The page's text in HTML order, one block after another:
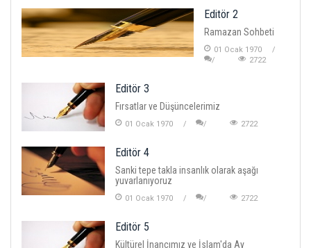
Editör 2
Ramazan Sohbeti
01 Ocak 1970
2722
Editör 3
Fırsatlar ve Düşüncelerimiz
01 Ocak 1970 2722
Editör 4
Sanki tepe takla insanlık olarak aşağı
yuvarlanıyoruz
01 Ocak 1970 2722
Editör 5
Kültürel İnancımız ve İslam'da Ay